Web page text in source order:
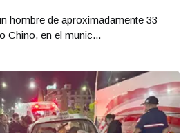
hombre de aproximadamente 33
Chino, en el munic...